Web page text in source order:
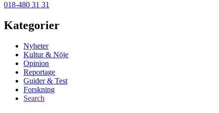
018-480 31 31
Kategorier
Nyheter
Kultur & Nöje
Opinion
Reportage
Guider & Test
Forskning
Search